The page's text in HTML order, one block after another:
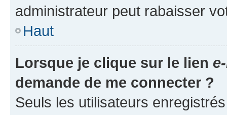
administrateur peut rabaisser
Haut
Lorsque je clique sur le lien
demande de me connecter ?
Seuls les utilisateurs